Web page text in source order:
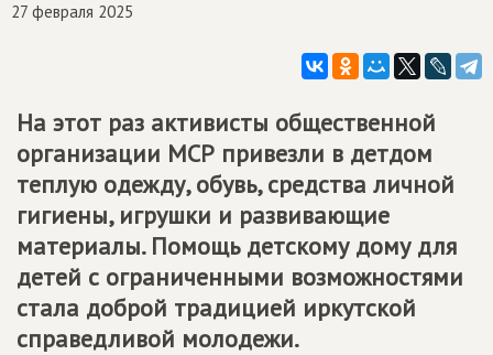
27 февраля 2025
На этот раз активисты общественной
организации МСР привезли в детдом
теплую одежду, обувь, средства личной
гигиены, игрушки и развивающие
материалы. Помощь детскому дому для
детей с ограниченными возможностями
стала доброй традицией иркутской
справедливой молодежи.